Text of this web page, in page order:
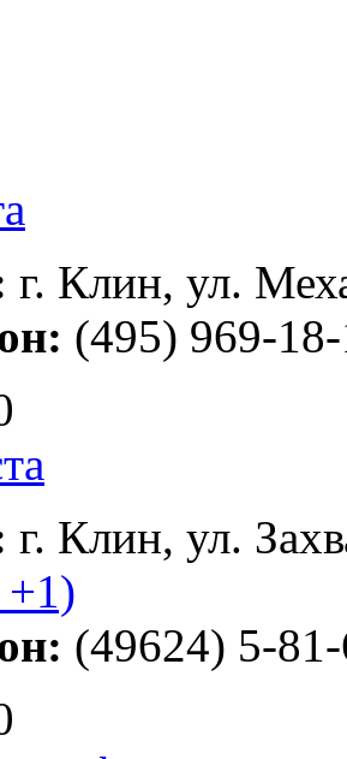
г. Клин, ул.
(495) 969-
г. Клин, ул.
+1)
(49624) 5-